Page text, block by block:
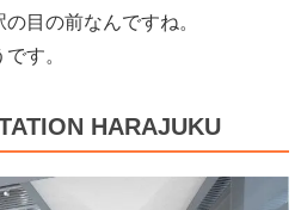
目の前なんですね。
す。
HARAJUKU